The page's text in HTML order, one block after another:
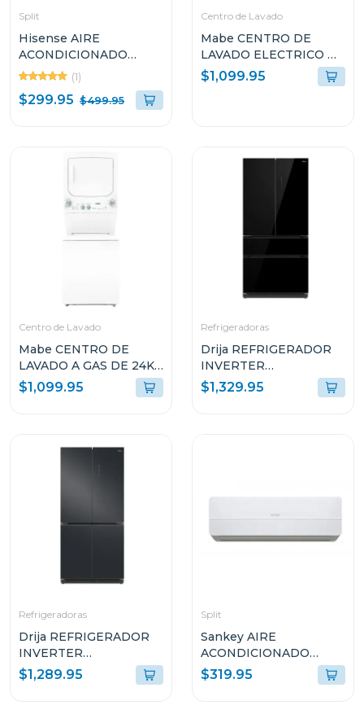
Split
Hisense AIRE
ACONDICIONADO
SPLIT INVERTER DE
12000BTU GAS R32
ATR122CJ
(1)
$299.95 $499.95
Centro de Lavado
Mabe CENTRO DE
LAVADO ELECTRICO DE
24KG AQUA SAVER
BLANCO L2440ESBB0
$1,099.95
Centro de Lavado
Mabe CENTRO DE
LAVADO A GAS DE 24KG
AQUA SAVER BLANCO
L2440PSBB0
$1,099.95
Refrigeradoras
Drija REFRIGERADOR
INVERTER
EMPOTRABLE DE
18.1P³ ULTRA FAST
$1,329.95
Refrigeradoras
Drija REFRIGERADOR
INVERTER
EMPOTRABLE DE
18.4P³ ULTRA FAST
$1,289.95
Split
Sankey AIRE
ACONDICIONADO
SPLIT DE 18000BTU
R410G1
$319.95